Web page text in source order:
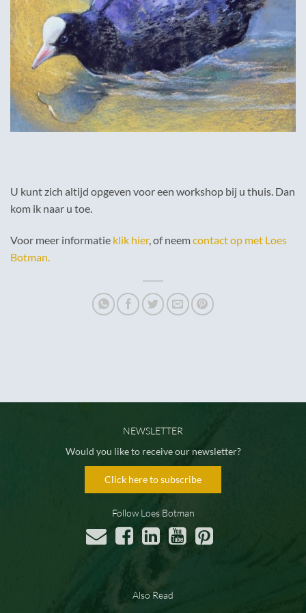
U kunt zich altijd opgeven voor een workshop bij u thuis. Dan
kom ik naar u toe.
Voor meer informatie klik hier, of neemcontact op met Loes
Botman.
NEWSLETTER
Would you like to receive our newsletter?
Click here to subscribe
Follow Loes Botman
Also Read